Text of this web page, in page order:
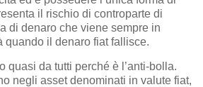
il rischio di controparte di
di denaro che viene sempre in
quando il denaro fiat fallisce.
quasi da tutti perché è l’anti-bolla.
negli asset denominati in valute fiat,